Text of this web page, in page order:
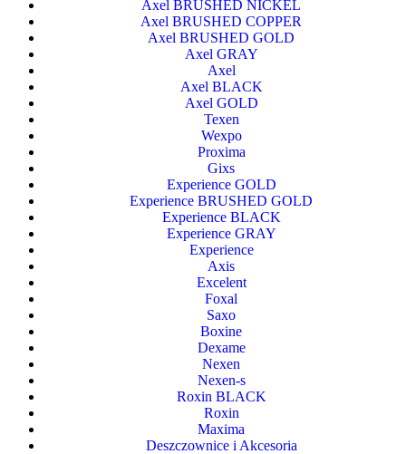
Axel BRUSHED NICKEL
Axel BRUSHED COPPER
Axel BRUSHED GOLD
Axel GRAY
Axel
Axel BLACK
Axel GOLD
Texen
Wexpo
Proxima
Gixs
Experience GOLD
Experience BRUSHED GOLD
Experience BLACK
Experience GRAY
Experience
Axis
Excelent
Foxal
Saxo
Boxine
Dexame
Nexen
Nexen-s
Roxin BLACK
Roxin
Maxima
Deszczownice i Akcesoria